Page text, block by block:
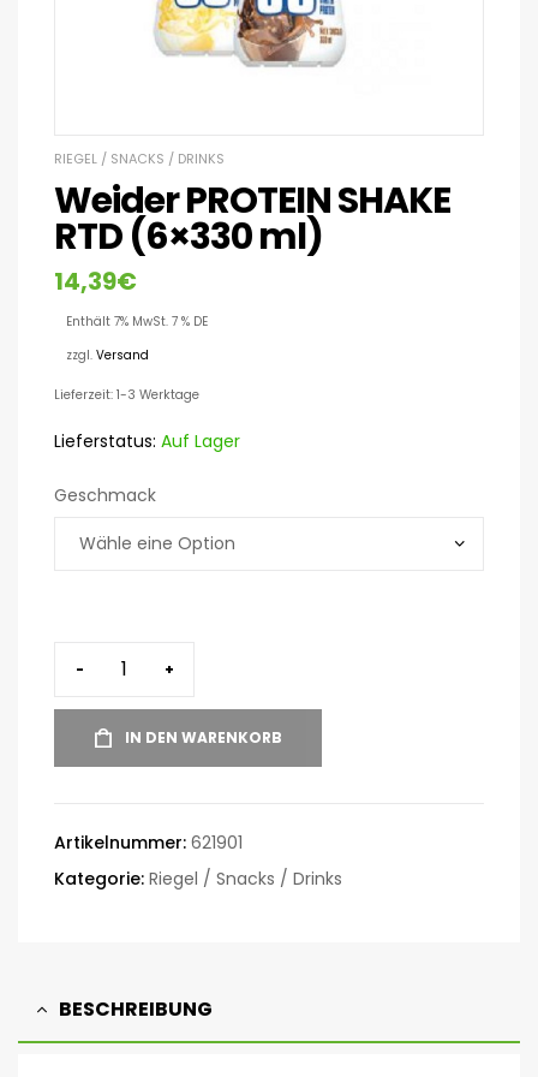
RIEGEL / SNACKS / DRINKS
Weider PROTEIN SHAKE
RTD (6×330 ml)
14,39€
Enthält 7% MwSt. 7 % DE
zzgl. Versand
Lieferzeit: 1-3 Werktage
Lieferstatus: Auf Lager
Geschmack
- +
IN DEN WARENKORB
Artikelnummer: 621901
Kategorie: Riegel / Snacks / Drinks
BESCHREIBUNG